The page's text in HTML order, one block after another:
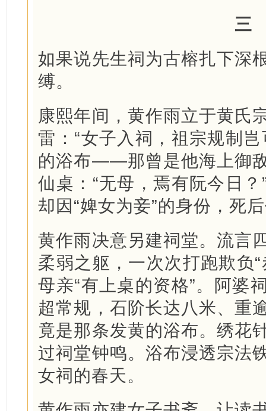
三
如果说先生祠为古榕扎下深
缚。
康熙年间，黄作雨立于黄氏
雷：“女子入祠，祖宗规制
的浴布——那曾是他海上御
仙桌：“无母，焉有阮今日
却因“婢女为妾”的身份，死
黄作雨决意另建祠堂。流言
柔弱之躯，一次次打跑欺负
母亲“有上桌的资格”。阿婆
超常规，石阶长达八米、重
竟是那条发黄的浴布。绣花
过祠堂钟鸣。浴布浸透宗法
女祠的春天。